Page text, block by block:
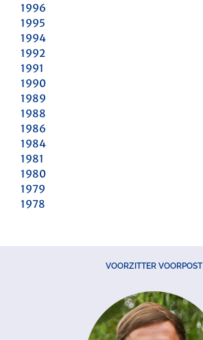
1996
1995
1994
1992
1991
1990
1989
1988
1986
1984
1981
1980
1979
1978
VOORZITTER VOORPOST